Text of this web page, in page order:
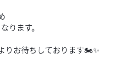
ります。
りお待ちしております🏍️✨